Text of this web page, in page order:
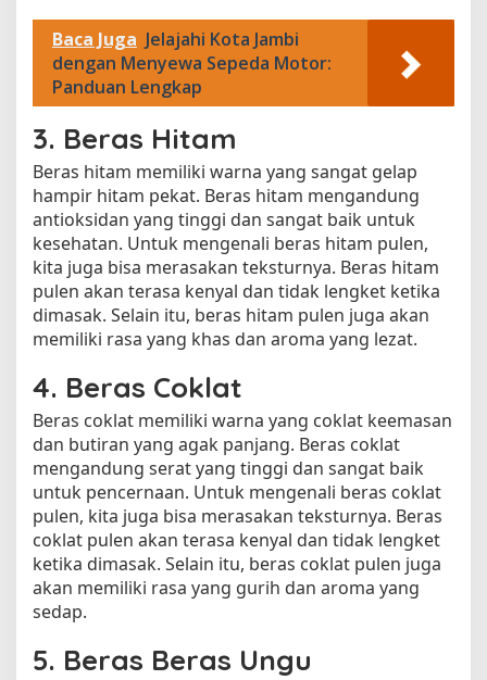
Baca Juga Jelajahi Kota Jambi
dengan Menyewa Sepeda Motor:
Panduan Lengkap
3. Beras Hitam
Beras hitam memiliki warna yang sangat gelap
hampir hitam pekat. Beras hitam mengandung
antioksidan yang tinggi dan sangat baik untuk
kesehatan. Untuk mengenali beras hitam pulen,
kita juga bisa merasakan teksturnya. Beras hitam
pulen akan terasa kenyal dan tidak lengket ketika
dimasak. Selain itu, beras hitam pulen juga akan
memiliki rasa yang khas dan aroma yang lezat.
4. Beras Coklat
Beras coklat memiliki warna yang coklat keemasan
dan butiran yang agak panjang. Beras coklat
mengandung serat yang tinggi dan sangat baik
untuk pencernaan. Untuk mengenali beras coklat
pulen, kita juga bisa merasakan teksturnya. Beras
coklat pulen akan terasa kenyal dan tidak lengket
ketika dimasak. Selain itu, beras coklat pulen juga
akan memiliki rasa yang gurih dan aroma yang
sedap.
5. Beras Beras Ungu